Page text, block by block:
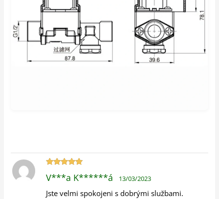
5z 5
V***a K******á 13/03/2023
Jste velmi spokojeni s dobrými službami.